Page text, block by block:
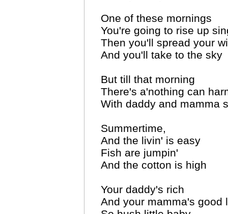
One of these mornings
You're going to rise up
Then you'll spread your
And you'll take to the sky
But till that morning
There's a'nothing can
With daddy and mamma
Summertime,
And the livin' is easy
Fish are jumpin'
And the cotton is high
Your daddy's rich
And your mamma's good